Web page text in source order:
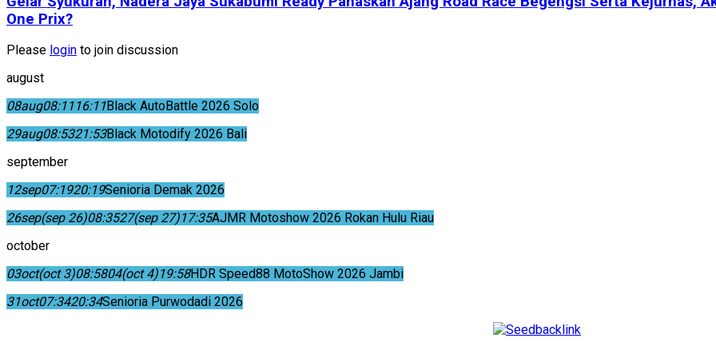
One Prix?
Please login to join discussion
august
08aug08:1116:11Black AutoBattle 2026 Solo
29aug08:5321:53Black Motodify 2026 Bali
september
12sep07:1920:19Senioria Demak 2026
26sep(sep 26)08:3527(sep 27)17:35AJMR Motoshow 2026 Rokan Hulu Riau
october
03oct(oct 3)08:5804(oct 4)19:58HDR Speed88 MotoShow 2026 Jambi
31oct07:3420:34Senioria Purwodadi 2026